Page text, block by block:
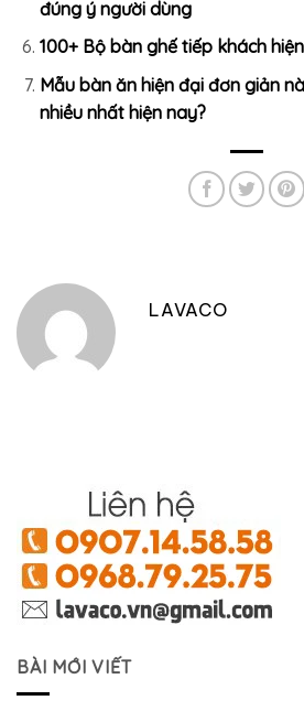
đúng ý người dùng
100+ Bộ bàn ghế tiếp khách
Mẫu bàn ăn hiện đại đơn giản
nhiều nhất hiện nay?
LAVACO
BÀI MỚI VIẾT